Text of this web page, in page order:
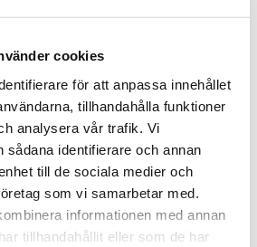
cookies
för att anpassa innehållet
tillhandahålla funktioner
analysera vår trafik. Vi
sådana identifierare och annan
till de sociala medier och
som vi samarbetar med.
informationen med annan
tillhandahållit eller som de har